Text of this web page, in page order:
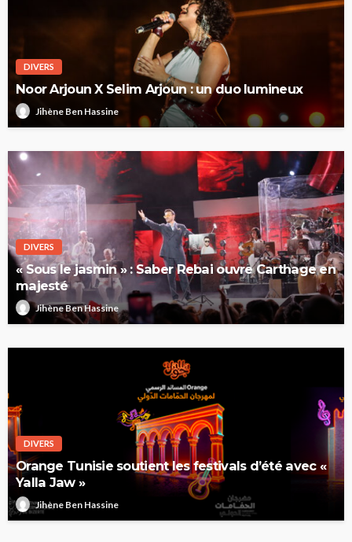
DIVERS
Noor Arjoun X Selim Arjoun : un duo lumineux
Jihène Ben Hassine
DIVERS
« Sous le jasmin » : Saber Rebai ouvre Carthage en
majesté
Jihène Ben Hassine
DIVERS
Orange Tunisie soutient les festivals d’été avec «
Yalla Jaw »
Jihène Ben Hassine